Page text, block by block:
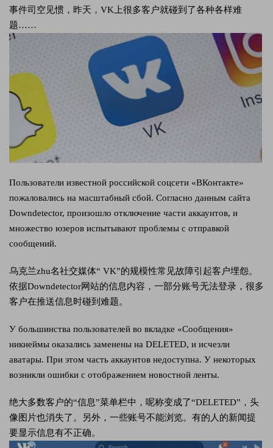
事件司空见惯，昨天，VK上很多客户就碰到了各种各样难
题……
Пользователи известной российской соцсети «ВКонтакте»
пожаловались на масштабный сбой. Согласно данным сайта
Downdetector, произошло отключение части аккаунтов, и
множество юзеров испытывают проблемы с отправкой
сообщений.
乌克兰zhu名社交媒体“ VK”的规模性常见故障引起客户埋怨。
依据Downdetector网站的信息内容，一部分账号无法登录，很多
客户在推送信息时碰到难题。
У большинства пользователей во вкладке «Сообщения»
никнеймы оказались заменены на DELETED, и исчезли
аватары. При этом часть аккаунтов недоступна. У некоторых
возникли ошибки с отображением новостной ленты.
绝大多数客户的“信息”菜单栏中，呢称变成了“DELETED”，头
像图片也消失了。另外，一些账号不能浏览。有的人的新闻提
要显示信息有不正确。